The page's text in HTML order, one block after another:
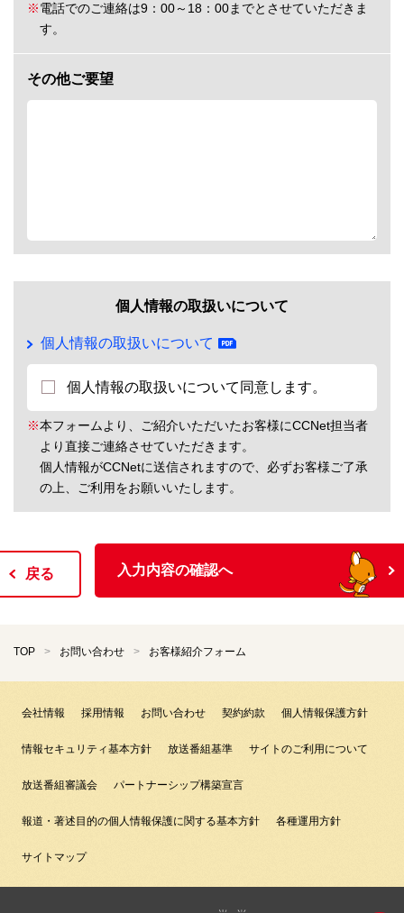
※電話でのご連絡は9：00～18：00までとさせていただきま
す。
その他ご要望
個人情報の取扱いについて
個人情報の取扱いについて
個人情報の取扱いについて同意します。
※本フォームより、ご紹介いただいたお客様にCCNet担当者
より直接ご連絡させていただきます。
個人情報がCCNetに送信されますので、必ずお客様ご了承
の上、ご利用をお願いいたします。
戻る 入力内容の確認へ
TOP お問い合わせ お客様紹介フォーム
会社情報 採用情報 お問い合わせ 契約約款 個人情報保護方針
情報セキュリティ基本方針 放送番組基準 サイトのご利用について
放送番組審議会 パートナーシップ構築宣言
報道・著述目的の個人情報保護に関する基本方針 各種運用方針
サイトマップ